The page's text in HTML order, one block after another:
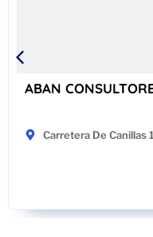
ABAN
Carretera De Canillas